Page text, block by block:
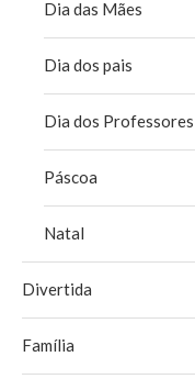
Dia das Mães
Dia dos pais
Dia dos Professores
Páscoa
Natal
Divertida
Família